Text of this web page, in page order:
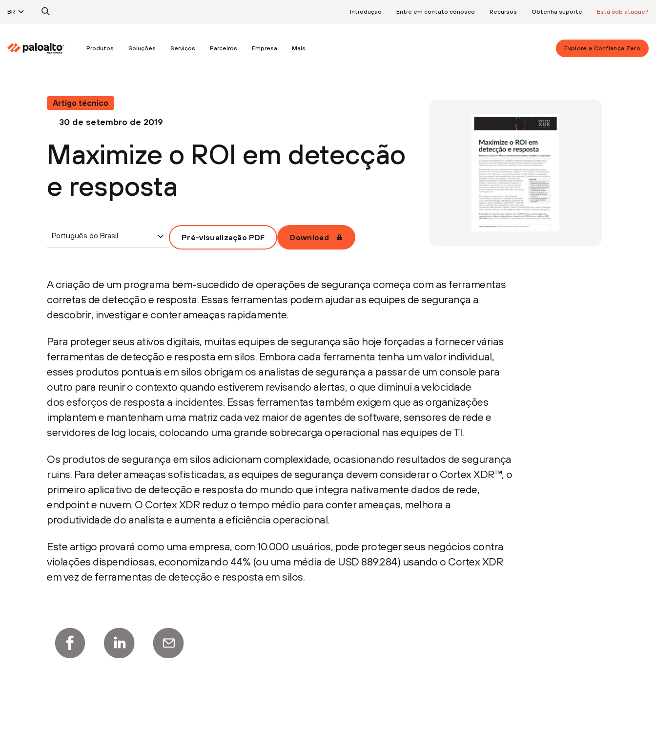
BR Introdução Entre em contato conosco Recursos Obtenha suporte Está sob ataque?
Produtos Soluções Serviços Parceiros Empresa Mais Explore a Confiança Zero
Artigo técnico
30 de setembro de 2019
Maximize o ROI em detecção
e resposta
Português do Brasil Pré-visualização PDF Download
A criação de um programa bem-sucedido de operações de segurança começa com as ferramentas
corretas de detecção e resposta. Essas ferramentas podem ajudar as equipes de segurança a
descobrir, investigar e conter ameaças rapidamente.
Para proteger seus ativos digitais, muitas equipes de segurança são hoje forçadas a fornecer várias
ferramentas de detecção e resposta em silos. Embora cada ferramenta tenha um valor individual,
esses produtos pontuais em silos obrigam os analistas de segurança a passar de um console para
outro para reunir o contexto quando estiverem revisando alertas, o que diminui a velocidade
dos esforços de resposta a incidentes. Essas ferramentas também exigem que as organizações
implantem e mantenham uma matriz cada vez maior de agentes de software, sensores de rede e
servidores de log locais, colocando uma grande sobrecarga operacional nas equipes de TI.
Os produtos de segurança em silos adicionam complexidade, ocasionando resultados de segurança
ruins. Para deter ameaças sofisticadas, as equipes de segurança devem considerar o Cortex XDR™, o
primeiro aplicativo de detecção e resposta do mundo que integra nativamente dados de rede,
endpoint e nuvem. O Cortex XDR reduz o tempo médio para conter ameaças, melhora a
produtividade do analista e aumenta a eficiência operacional.
Este artigo provará como uma empresa, com 10.000 usuários, pode proteger seus negócios contra
violações dispendiosas, economizando 44% (ou uma média de USD 889.284) usando o Cortex XDR
em vez de ferramentas de detecção e resposta em silos.